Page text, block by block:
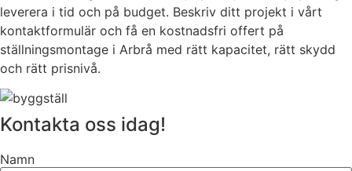
leverera i tid och på budget. Beskriv ditt projekt i vårt
kontaktformulär och få en kostnadsfri offert på
ställningsmontage i Arbrå med rätt kapacitet, rätt skydd
och rätt prisnivå.
Kontakta oss idag!
Namn